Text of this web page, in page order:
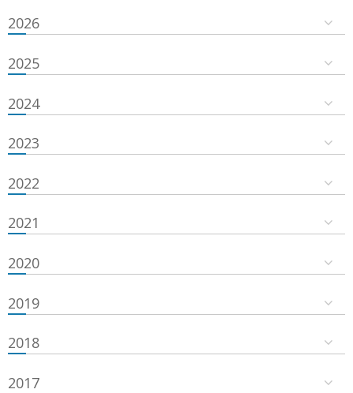
2026
2025
2024
2023
2022
2021
2020
2019
2018
2017